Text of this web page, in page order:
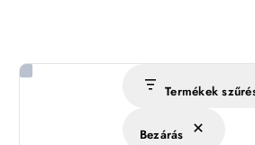
Termékek
Bezárás